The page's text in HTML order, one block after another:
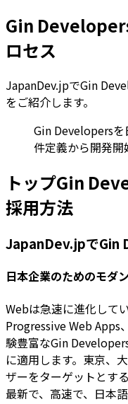
Gin
ロセス
JapanDev.jpでGin
をご紹介します。
Gin Developers
件定義から開発
トップGin
採用方法
JapanDev.jpでGin
日本企業のためのモダ
Webは急速に進化して
Progressive Web Apps
験豊富なGin
に適用します。東京、
ザーをターゲットとす
最新で、高速で、日本